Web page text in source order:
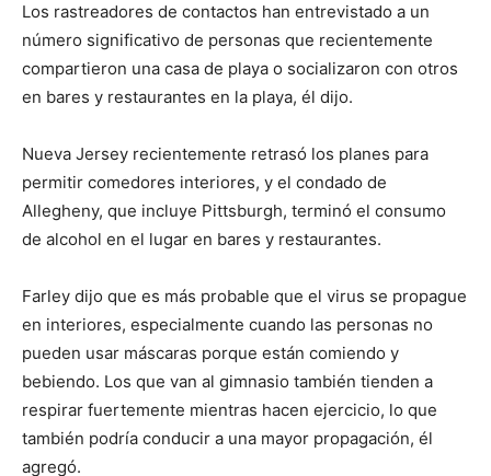
Los rastreadores de contactos han entrevistado a un
número significativo de personas que recientemente
compartieron una casa de playa o socializaron con otros
en bares y restaurantes en la playa, él dijo.
Nueva Jersey recientemente retrasó los planes para
permitir comedores interiores, y el condado de
Allegheny, que incluye Pittsburgh, terminó el consumo
de alcohol en el lugar en bares y restaurantes.
Farley dijo que es más probable que el virus se propague
en interiores, especialmente cuando las personas no
pueden usar máscaras porque están comiendo y
bebiendo. Los que van al gimnasio también tienden a
respirar fuertemente mientras hacen ejercicio, lo que
también podría conducir a una mayor propagación, él
agregó.